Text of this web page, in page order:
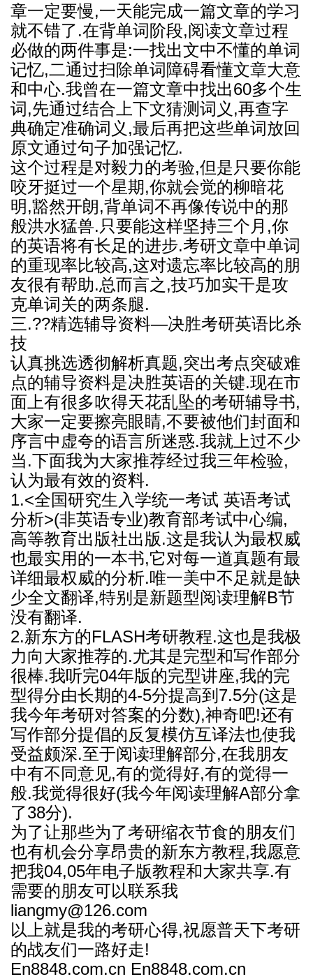
章一定要慢,一天能完成一篇文章的学习
就不错了.在背单词阶段,阅读文章过程
必做的两件事是:一找出文中不懂的单词
记忆,二通过扫除单词障碍看懂文章大意
和中心.我曾在一篇文章中找出60多个生
词,先通过结合上下文猜测词义,再查字
典确定准确词义,最后再把这些单词放回
原文通过句子加强记忆.
这个过程是对毅力的考验,但是只要你能
咬牙挺过一个星期,你就会觉的柳暗花
明,豁然开朗,背单词不再像传说中的那
般洪水猛兽.只要能这样坚持三个月,你
的英语将有长足的进步.考研文章中单词
的重现率比较高,这对遗忘率比较高的朋
友很有帮助.总而言之,技巧加实干是攻
克单词关的两条腿.
三.??精选辅导资料—决胜考研英语比杀
技
认真挑选透彻解析真题,突出考点突破难
点的辅导资料是决胜英语的关键.现在市
面上有很多吹得天花乱坠的考研辅导书,
大家一定要擦亮眼睛,不要被他们封面和
序言中虚夸的语言所迷惑.我就上过不少
当.下面我为大家推荐经过我三年检验,
认为最有效的资料.
1.<全国研究生入学统一考试 英语考试
分析>(非英语专业)教育部考试中心编,
高等教育出版社出版.这是我认为最权威
也最实用的一本书,它对每一道真题有最
详细最权威的分析.唯一美中不足就是缺
少全文翻译,特别是新题型阅读理解B节
没有翻译.
2.新东方的FLASH考研教程.这也是我极
力向大家推荐的.尤其是完型和写作部分
很棒.我听完04年版的完型讲座,我的完
型得分由长期的4-5分提高到7.5分(这是
我今年考研对答案的分数),神奇吧!还有
写作部分提倡的反复模仿互译法也使我
受益颇深.至于阅读理解部分,在我朋友
中有不同意见,有的觉得好,有的觉得一
般.我觉得很好(我今年阅读理解A部分拿
了38分).
为了让那些为了考研缩衣节食的朋友们
也有机会分享昂贵的新东方教程,我愿意
把我04,05年电子版教程和大家共享.有
需要的朋友可以联系我
liangmy@126.com
以上就是我的考研心得,祝愿普天下考研
的战友们一路好走!
En8848.com.cn En8848.com.cn